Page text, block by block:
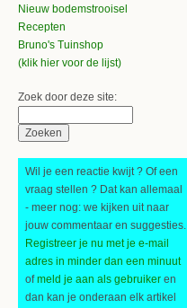
Nieuw bodemstrooisel
Recepten
Bruno's Tuinshop
(klik hier voor de lijst)
Zoek door deze site:
Wil je een reactie kwijt ? Of een
vraag stellen ? Dat kan allemaal
- meer nog: we kijken uit naar
jouw commentaar en suggesties.
Registreer je nu met je e-mail
adres in minder dan een minuut
ofmeld je aan als gebruiker en
dan kan je onderaan elk artikel